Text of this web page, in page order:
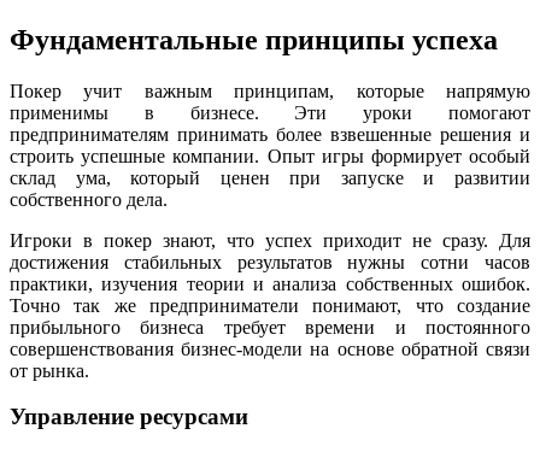
Фундаментальные принципы успеха
Покер учит важным принципам, которые напрямую
применимы в бизнесе. Эти уроки помогают
предпринимателям принимать более взвешенные решения и
строить успешные компании. Опыт игры формирует особый
склад ума, который ценен при запуске и развитии
собственного дела.
Игроки в покер знают, что успех приходит не сразу. Для
достижения стабильных результатов нужны сотни часов
практики, изучения теории и анализа собственных ошибок.
Точно так же предприниматели понимают, что создание
прибыльного бизнеса требует времени и постоянного
совершенствования бизнес-модели на основе обратной связи
от рынка.
Управление ресурсами